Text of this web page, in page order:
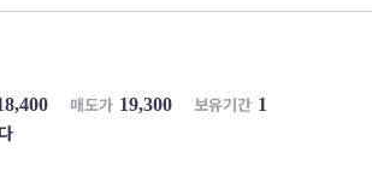
매도가 19,300 보유기간 1